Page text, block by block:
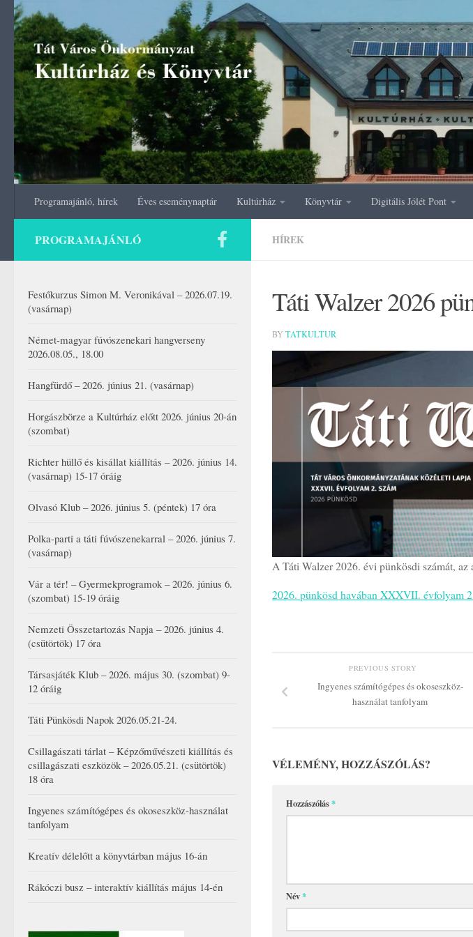
Skip to content
Programajánló, hírek Éves eseménynaptár Kultúrház Könyvtár Digitális Jólét Pont
HÍREK
Táti Walzer 2026
BY TATKULTUR
A Táti Walzer 2026. évi pünkösdi számát,
2026. pünkösd havában XXXVII. évfolyam
PREVIOUS STORY
Ingyenes számítógépes és okoseszköz-
használat tanfolyam
VÉLEMÉNY, HOZZÁSZÓLÁS?
Hozzászólás*
Név*
PROGRAMAJÁNLÓ
Festőkurzus Simon M. Veronikával – 2026.07.19.
(vasárnap)
Német-magyar fúvószenekari hangverseny
2026.08.05., 18.00
Hangfürdő – 2026. június 21. (vasárnap)
Horgászbörze a Kultúrház előtt 2026. június 20-án
(szombat)
Richter hüllő és kisállat kiállítás – 2026. június 14.
(vasárnap) 15-17 óráig
Olvasó Klub – 2026. június 5. (péntek) 17 óra
Polka-parti a táti fúvószenekarral – 2026. június 7.
(vasárnap)
Vár a tér! – Gyermekprogramok – 2026. június 6.
(szombat) 15-19 óráig
Nemzeti Összetartozás Napja – 2026. június 4.
(csütörtök) 17 óra
Társasjáték Klub – 2026. május 30. (szombat) 9-
12 óráig
Táti Pünkösdi Napok 2026.05.21-24.
Csillagászati tárlat – Képzőművészeti kiállítás és
csillagászati eszközök – 2026.05.21. (csütörtök)
18 óra
Ingyenes számítógépes és okoseszköz-használat
tanfolyam
Kreatív délelőtt a könyvtárban május 16-án
Rákóczi busz – interaktív kiállítás május 14-én